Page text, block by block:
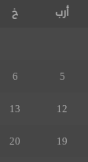
أرب خ
5
6
12
13
19
20